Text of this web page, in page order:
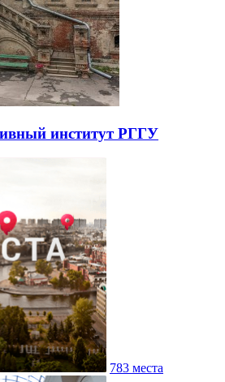
институт РГГУ
783 места